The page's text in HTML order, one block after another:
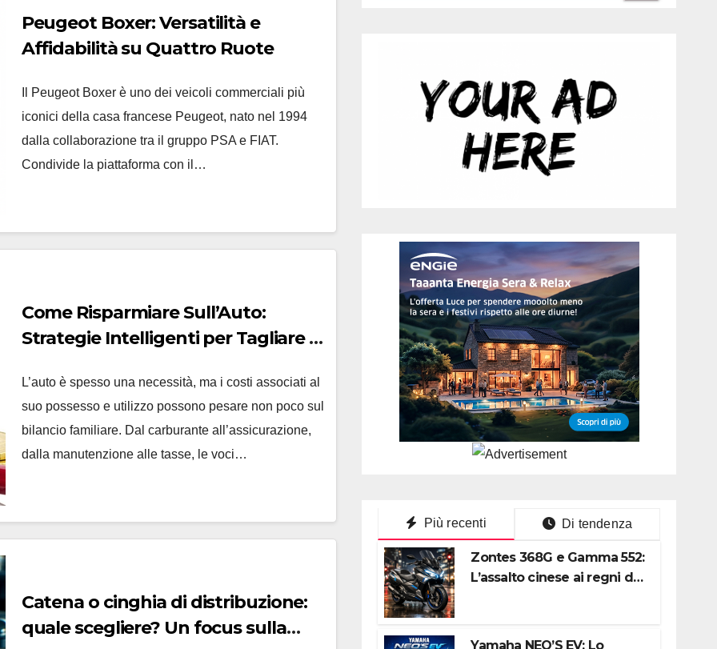
Peugeot Boxer: Versatilità e
Affidabilità su Quattro Ruote
Il Peugeot Boxer è uno dei veicoli commerciali più
iconici della casa francese Peugeot, nato nel 1994
dalla collaborazione tra il gruppo PSA e FIAT.
Condivide la piattaforma con il…
Come Risparmiare Sull’Auto:
Strategie Intelligenti per Tagliare i
L’auto è spesso una necessità, ma i costi associati al
suo possesso e utilizzo possono pesare non poco sul
bilancio familiare. Dal carburante all’assicurazione,
dalla manutenzione alle tasse, le voci…
Catena o cinghia di distribuzione:
quale scegliere? Un focus sulla
Più recenti Di tendenza
Zontes 368G e Gamma 552:
L’assalto cinese ai regni di
Yamaha NEO’S EV: Lo